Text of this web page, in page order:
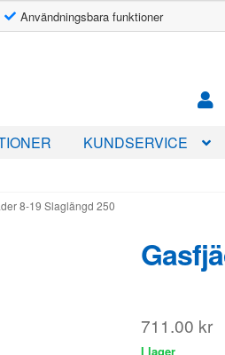
Användningsbara funktioner
KUNDSERVICE
8-19 Slaglängd 250
711.00 kr
I lager